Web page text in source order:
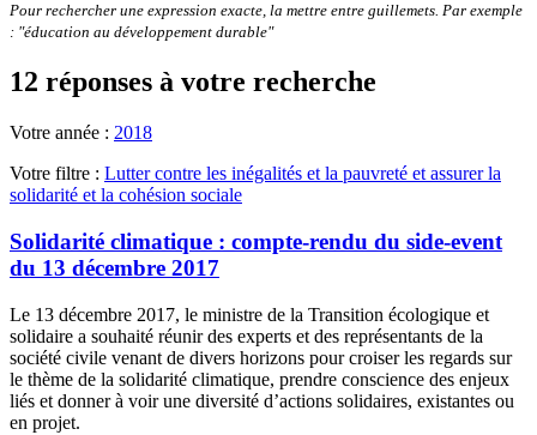
Pour rechercher une expression exacte, la mettre entre guillemets. Par exemple
: "éducation au développement durable"
12 réponses à votre recherche
Votre année : 2018
Votre filtre : Lutter contre les inégalités et la pauvreté et assurer la
solidarité et la cohésion sociale
Solidarité climatique : compte-rendu du side-event
du 13 décembre 2017
Le 13 décembre 2017, le ministre de la Transition écologique et
solidaire a souhaité réunir des experts et des représentants de la
société civile venant de divers horizons pour croiser les regards sur
le thème de la solidarité climatique, prendre conscience des enjeux
liés et donner à voir une diversité d’actions solidaires, existantes ou
en projet.